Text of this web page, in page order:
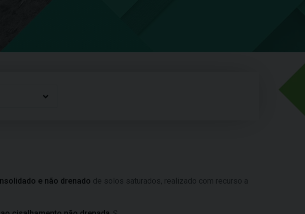
e não drenado de solos saturados, realizado com recurso a